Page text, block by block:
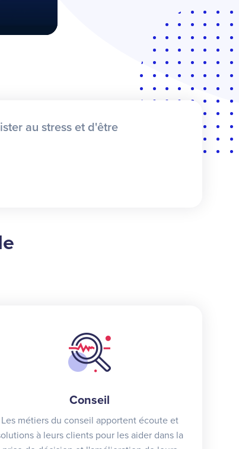
au stress et d'être
Conseil
Les métiers du conseil apportent écoute et
à leurs clients pour les aider dans la